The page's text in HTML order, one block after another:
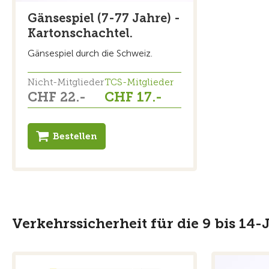
Gänsespiel (7-77 Jahre) -
Kartonschachtel.
Gänsespiel durch die Schweiz.
Nicht-Mitglieder
CHF 22.-
TCS-Mitglieder
CHF 17.-
Bestellen
Verkehrssicherheit für die 9 bis 14-